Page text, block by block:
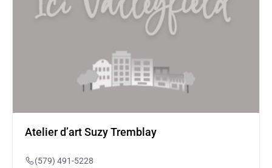
Atelier d’art Suzy Tremblay
(579) 491-5228